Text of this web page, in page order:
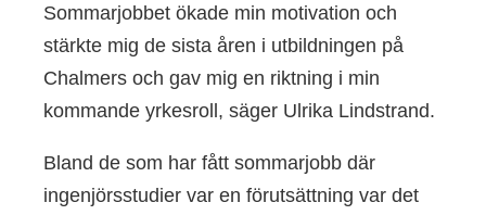
Sommarjobbet ökade min motivation och
stärkte mig de sista åren i utbildningen på
Chalmers och gav mig en riktning i min
kommande yrkesroll, säger Ulrika Lindstrand.
Bland de som har fått sommarjobb där
ingenjörsstudier var en förutsättning var det